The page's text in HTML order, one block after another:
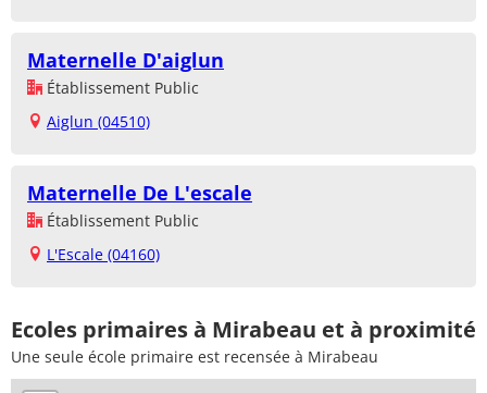
Maternelle D'aiglun
Établissement Public
Aiglun (04510)
Maternelle De L'escale
Établissement Public
L'Escale (04160)
Ecoles primaires à Mirabeau et à proximité
Une seule école primaire est recensée à Mirabeau